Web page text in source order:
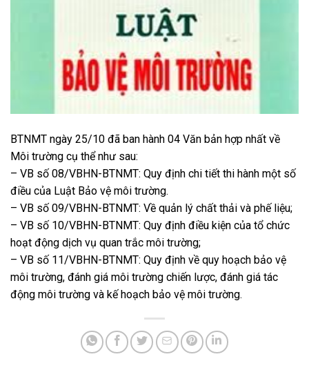
BTNMT ngày 25/10 đã ban hành 04 Văn bản hợp nhất về
Môi trường cụ thể như sau:
– VB số 08/VBHN-BTNMT: Quy định chi tiết thi hành một số
điều của Luật Bảo vệ môi trường.
– VB số 09/VBHN-BTNMT: Về quản lý chất thải và phế liệu;
– VB số 10/VBHN-BTNMT: Quy định điều kiện của tổ chức
hoạt động dịch vụ quan trắc môi trường;
– VB số 11/VBHN-BTNMT: Quy định về quy hoạch bảo vệ
môi trường, đánh giá môi trường chiến lược, đánh giá tác
động môi trường và kế hoạch bảo vệ môi trường.